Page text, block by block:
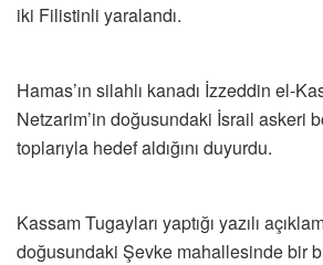
iki Filistinli yaralandı.
Hamas’ın silahlı kanadı İzzeddin el-
Netzarim’in doğusundaki İsrail askeri
toplarıyla hedef aldığını duyurdu.
Kassam Tugayları yaptığı yazılı
doğusundaki Şevke mahallesinde bir